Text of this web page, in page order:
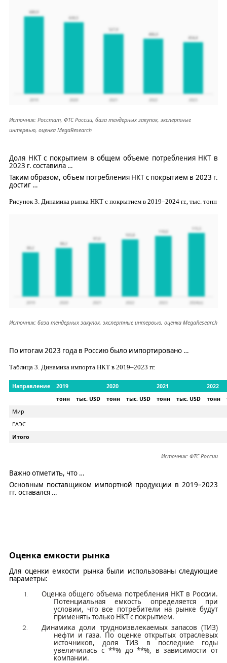
Источник: Росстат, ФТС России, база тендерных закупок, экспертные
интервью, оценка MegaResearch
Доля НКТ с покрытием в общем объеме потребления НКТ в
2023 г. составила …
Таким образом, объем потребления НКТ с покрытием в 2023 г.
достиг …
Рисунок 3 . Динамика рынка НКТ с покрытием в 2019–2024 гг., тыс. тонн
Источник: база тендерных закупок, экспертные интервью, оценка MegaResearch
По итогам 2023 года в Россию было импортировано …
Таблица 3. Динамика импорта НКТ в 2019–2023 гг.
Направление 2019 2020 2021
2022
тонн
тыс. USD тонн тыс. USD тонн тыс. USD тонн
Мир
ЕАЭС
Итого
Источник: ФТС России
Важно отметить, что …
Основным поставщиком импортной продукции в 2019–2023
гг. оставался …
Оценка емкости рынка
Для оценки емкости рынка были использованы следующие
параметры:
Оценка общего объема потребления НКТ в России.
Потенциальная емкость определяется при
условии, что все потребители на рынке будут
применять только НКТ с покрытием.
Динамика доли трудноизвлекаемых запасов (ТИЗ)
нефти и газа. По оценке открытых отраслевых
источников, доляТИЗ в последние годы
увеличилась с **% до**%, в зависимости от
компании.